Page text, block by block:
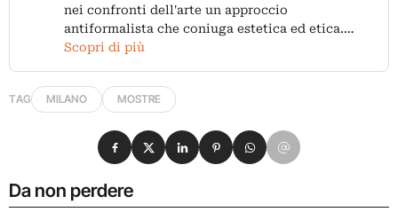
nei confronti dell'arte un approccio
antiformalista che coniuga estetica ed etica.…
Scopri di più
TAG MILANO MOSTRE
Da non perdere
Condividi su Facebook
Condividi su X
Condividi su LinkedIn
Condividi su Pinterest
Condividi su WhatsApp
Condividi su Email